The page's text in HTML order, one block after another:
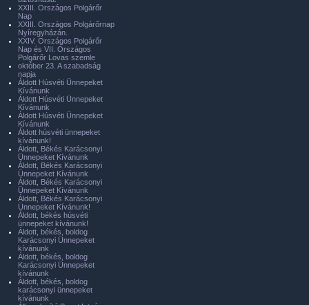
XXIII. Országos Polgárőr
Nap
XXIII. Országos Polgárőrnap
Nyíregyházán.
XXIV. Országos Polgárőr
Nap és VII. Országos
Polgárőr Lovas szemle
október 23. A szabadság
napja
Áldott Húsvéti Ünnepeket
Kívánunk
Áldott Húsvéti Ünnepeket
Kívánunk
Áldott Húsvéti Ünnepeket
Kívánunk
Áldott húsvéti ünnepeket
kívánunk!
Áldott, Békés Karácsonyi
Ünnepeket Kívánunk
Áldott, Békés Karácsonyi
Ünnepeket Kívánunk
Áldott, Békés Karácsonyi
Ünnepeket Kívánunk
Áldott, Békés Karácsonyi
Ünnepeket Kívánunk!
Áldott, békés húsvéti
ünnepeket kívánunk!
Áldott, békés, boldog
Karácsonyi Ünnepeket
kívánunk
Áldott, békés, boldog
Karácsonyi Ünnepeket
kívánunk
Áldott, békés, boldog
karácsonyi ünnepeket
kívánunk